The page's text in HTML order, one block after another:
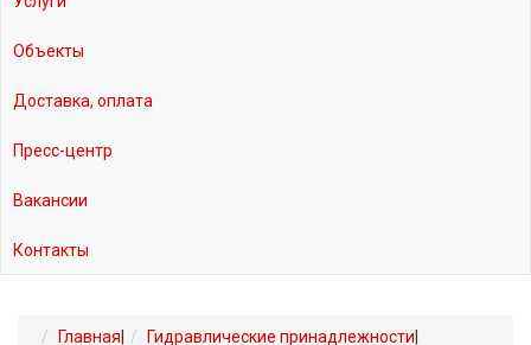
Объекты
Доставка, оплата
Пресс-центр
Вакансии
Контакты
Главная Гидравлические принадлежности